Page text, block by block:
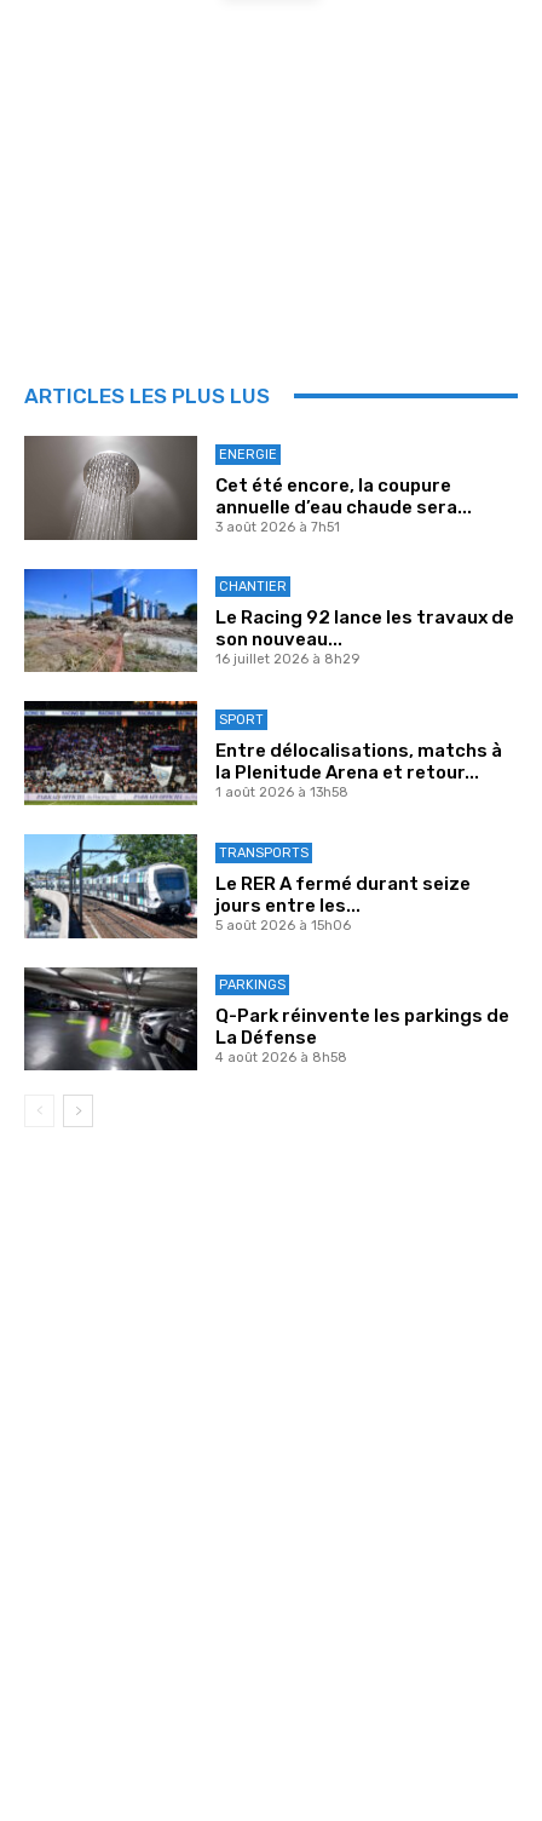
ARTICLES LES PLUS LUS
ENERGIE
Cet été encore, la coupure
annuelle d’eau chaude sera...
3 août 2026 à 7h51
CHANTIER
Le Racing 92 lance les travaux de
son nouveau...
16 juillet 2026 à 8h29
SPORT
Entre délocalisations, matchs à
la Plenitude Arena et retour...
1 août 2026 à 13h58
TRANSPORTS
Le RER A fermé durant seize
jours entre les...
5 août 2026 à 15h06
PARKINGS
Q-Park réinvente les parkings de
La Défense
4 août 2026 à 8h58